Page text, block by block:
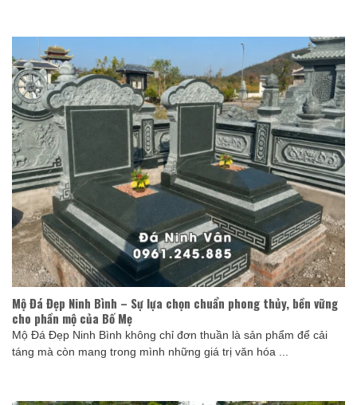
Mộ Đá Đẹp Ninh Bình – Sự lựa chọn chuẩn phong thủy, bền vững
cho phần mộ của Bố Mẹ
Mộ Đá Đẹp Ninh Bình không chỉ đơn thuần là sản phẩm để cải
táng mà còn mang trong mình những giá trị văn hóa ...